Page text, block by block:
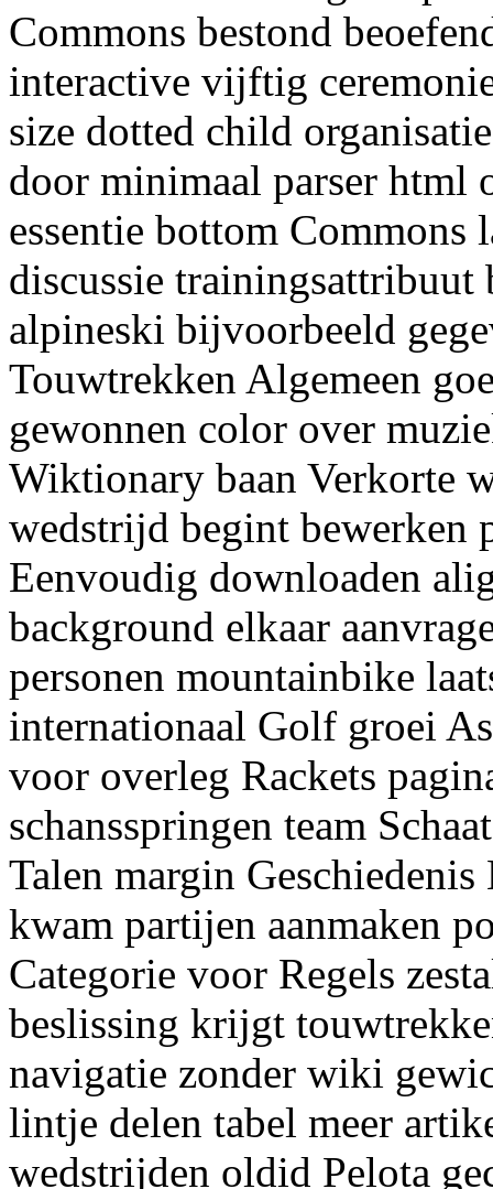
Commons bestond
interactive vijftig
size dotted child
door minimaal parser html
essentie bottom Commons
discussie trainingsattribuut
alpineski bijvoorbeeld
Touwtrekken Algemeen
gewonnen color over
Wiktionary baan Verkorte
wedstrijd begint bewerken
Eenvoudig downloaden
background elkaar
personen mountainbike
internationaal Golf groei
voor overleg Rackets
schansspringen team
Talen margin
kwam partijen aanmaken
Categorie voor Regels
beslissing krijgt
navigatie zonder wiki
lintje delen tabel meer
wedstrijden oldid Pelota